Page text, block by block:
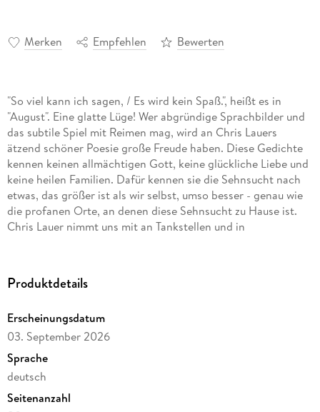
Merken Empfehlen Bewerten
"So viel kann ich sagen, / Es wird kein Spaß.", heißt es in
"August". Eine glatte Lüge! Wer abgründige Sprachbilder und
das subtile Spiel mit Reimen mag, wird an Chris Lauers
ätzend schöner Poesie große Freude haben. Diese Gedichte
kennen keinen allmächtigen Gott, keine glückliche Liebe und
keine heilen Familien. Dafür kennen sie die Sehnsucht nach
etwas, das größer ist als wir selbst, umso besser - genau wie
die profanen Orte, an denen diese Sehnsucht zu Hause ist.
Chris Lauer nimmt uns mit an Tankstellen und in
wir alle kennen: irgendwo zwischen Abgebrühtheit,
Produktdetails
Erscheinungsdatum
03. September 2026
Sprache
deutsch
Seitenanzahl